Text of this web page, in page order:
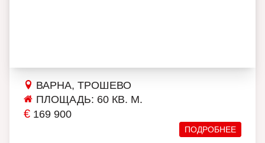
ВАРНА, ТРОШЕВО
ПЛОЩАДЬ: 60 КВ. М.
€ 169 900
ПОДРОБНЕЕ